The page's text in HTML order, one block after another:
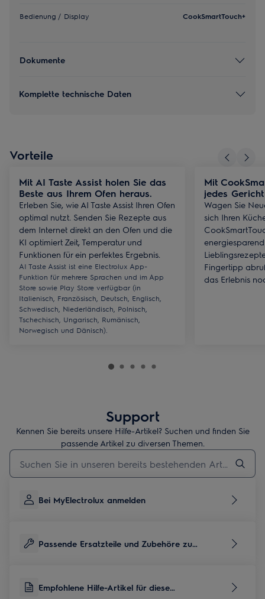
Bedienung / Display CookSmartTouch+
Dokumente
Komplette technische Daten
Vorteile
Mit AI Taste Assist holen Sie das
Beste aus Ihrem Ofen heraus.
Erleben Sie, wie AI Taste Assist Ihren Ofen
optimal nutzt. Senden Sie Rezepte aus
dem Internet direkt an den Ofen und die
KI optimiert Zeit, Temperatur und
Funktionen für ein perfektes Ergebnis.
AI Taste Assist ist eine Electrolux App-
Funktion für mehrere Sprachen und im App
Store sowie Play Store verfügbar (in
Italienisch, Französisch, Deutsch, Englisch,
Schwedisch, Niederländisch, Polnisch,
Tschechisch, Ungarisch, Rumänisch,
Norwegisch und Dänisch).
Mit
jedes
Wagen Sie
sich Ihren
Fingertipp
das Erlebnis
Support
Kennen Sie bereits unsere Hilfe-Artikel? Suchen und finden Sie
passende Artikel zu diversen Themen.
Geben Sie den Suchbegriff für Support-Artikel ein
Bei MyElectrolux anmelden
Passende Ersatzteile und Zubehöre zu
Empfohlene Hilfe-Artikel für diese